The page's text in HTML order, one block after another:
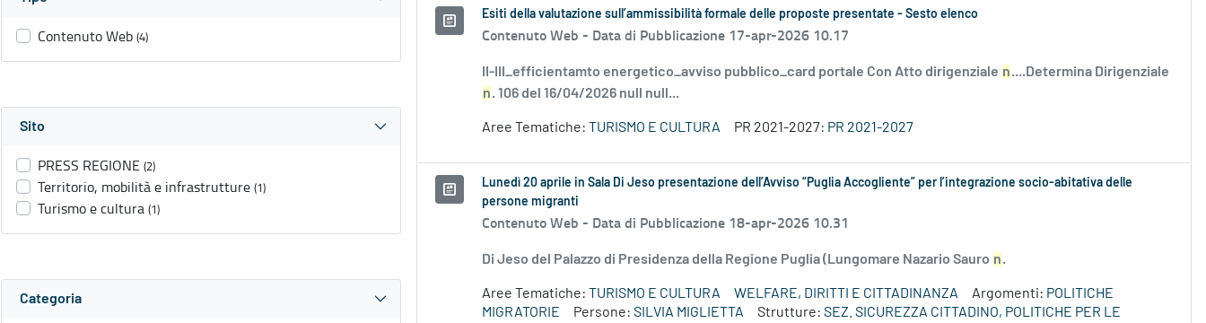
Contenuto Web (4)
Sito
PRESS REGIONE (2)
Territorio, mobilità e infrastrutture (1)
Turismo e cultura (1)
Categoria
Esiti della valutazione sull’ammissibilità formale delle proposte presentate - Sesto elenco
Contenuto Web - Data di Pubblicazione 17-apr-2026 10.17
II-III_efficientamto energetico_avviso pubblico_card portale Con Atto dirigenziale n....Determina Dirigenziale
n. 106 del 16/04/2026 null null...
Aree Tematiche: TURISMO E CULTURA PR 2021-2027: PR 2021-2027
Lunedì 20 aprile in Sala Di Jeso presentazione dell’Avviso “Puglia Accogliente” per l’integrazione socio-abitativa delle
persone migranti
Contenuto Web - Data di Pubblicazione 18-apr-2026 10.31
Di Jeso del Palazzo di Presidenza della Regione Puglia (Lungomare Nazario Sauro n.
Aree Tematiche: TURISMO E CULTURA WELFARE, DIRITTI E CITTADINANZA Argomenti: POLITICHE
MIGRATORIE
Persone: SILVIA MIGLIETTA Strutture: SEZ. SICUREZZA CITTADINO, POLITICHE PER LE